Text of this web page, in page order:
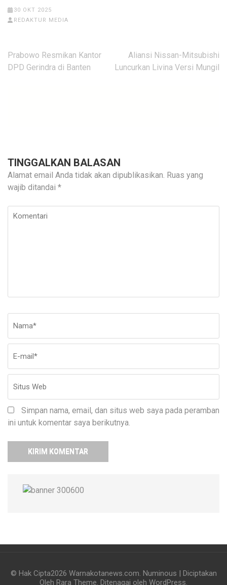
30 OKT 2025
REDAKTUR MEDIA
Navigasi
pos
Prabowo Resmikan Kantor
DPD Gerindra di Banten
Aliansi Nissan-Mitsubishi
Luncurkan Livina Versi Mungil
TINGGALKAN BALASAN
Alamat email Anda tidak akan dipublikasikan. Ruas yang
wajib ditandai *
Komentari
Simpan nama, email, dan situs web saya pada peramban
ini untuk komentar saya berikutnya.
© Hak Cipta2026 Warnakotanews.com. Numinous | Diciptakan
Oleh Rara Theme. Ditenagai oleh WordPress.